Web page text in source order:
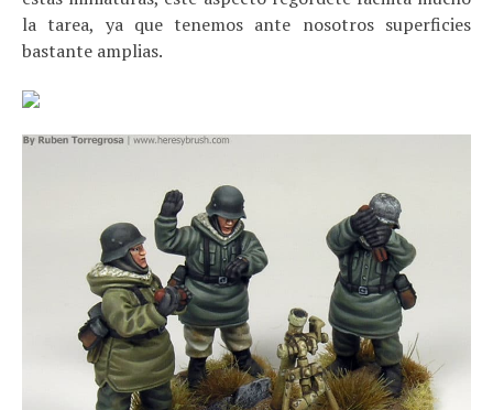
la tarea, ya que tenemos ante nosotros superficies
bastante amplias.